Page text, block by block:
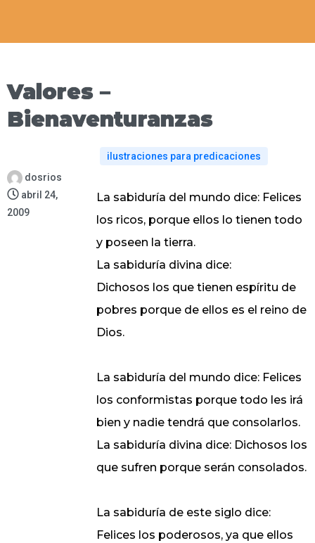
Valores –
Bienaventuranzas
dosrios
abril 24,
2009
ilustraciones para predicaciones
La sabiduría del mundo dice: Felices
los ricos, porque ellos lo tienen todo
y poseen la tierra.
La sabiduría divina dice:
Dichosos los que tienen espíritu de
pobres porque de ellos es el reino de
Dios.
La sabiduría del mundo dice: Felices
los conformistas porque todo les irá
bien y nadie tendrá que consolarlos.
La sabiduría divina dice: Dichosos los
que sufren porque serán consolados.
La sabiduría de este siglo dice:
Felices los poderosos, ya que ellos